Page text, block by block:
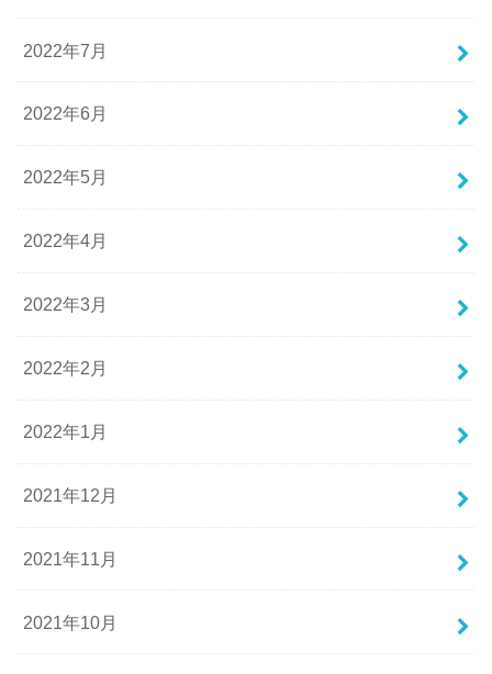
2022年7月
2022年6月
2022年5月
2022年4月
2022年3月
2022年2月
2022年1月
2021年12月
2021年11月
2021年10月